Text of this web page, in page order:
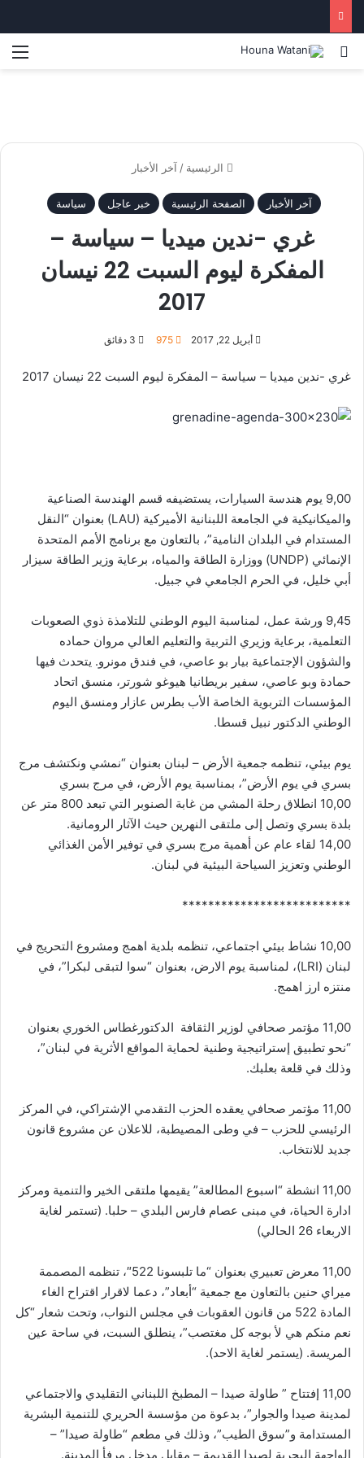
بحث عن
الرئيسية / آخر الأخبار
آخر الأخبار الصفحة الرئيسية خبر عاجل سياسة
غري -ندين ميديا – سياسة –
المفكرة ليوم السبت 22 نيسان
2017
أبريل 22, 2017 975
غري -ندين ميديا – سياسة – المفكرة ليوم السبت 22 نيسان 2017
9,00 يوم هندسة السيارات، يستضيفه قسم الهندسة الصناعية
والميكانيكية في الجامعة اللبنانية الأميركية (LAU) بعنوان “النقل
المستدام في البلدان النامية”، بالتعاون مع برنامج الأمم المتحدة
الإنمائي (UNDP) ووزارة الطاقة والمياه، برعاية وزير الطاقة سيزار
أبي خليل، في الحرم الجامعي في جبيل.
9,45 ورشة عمل، لمناسبة اليوم الوطني للتلامذة ذوي الصعوبات
التعلمية، برعاية وزيري التربية والتعليم العالي مروان حماده
والشؤون الإجتماعية بيار بو عاصي، في فندق مونرو. يتحدث فيها
حمادة وبو عاصي، سفير بريطانيا هيوغو شورتر، منسق اتحاد
المؤسسات التربوية الخاصة الأب بطرس عازار ومنسق اليوم
الوطني الدكتور نبيل قسطا.
يوم بيئي، تنظمه جمعية الأرض – لبنان بعنوان “نمشي ونكتشف مرج
بسري في يوم الأرض”، بمناسبة يوم الأرض، في مرج بسري
10,00 انطلاق رحلة المشي من غابة الصنوبر التي تبعد 800 متر عن
بلدة بسري وتصل إلى ملتقى النهرين حيث الآثار الرومانية.
14,00 لقاء عام عن أهمية مرج بسري في توفير الأمن الغذائي
الوطني وتعزيز السياحة البيئية في لبنان.
**************************
10,00 نشاط بيئي اجتماعي، تنظمه بلدية اهمج ومشروع التحريج في
لبنان (LRI)، لمناسبة يوم الارض، بعنوان “سوا لتبقى لبكرا”، في
منتزه ارز اهمج.
11,00 مؤتمر صحافي لوزير الثقافة الدكتورغطاس الخوري بعنوان
“نحو تطبيق إستراتيجية وطنية لحماية المواقع الأثرية في لبنان”،
وذلك في قلعة بعلبك.
11,00 مؤتمر صحافي يعقده الحزب التقدمي الإشتراكي، في المركز
الرئيسي للحزب – في وطى المصيطبة، للاعلان عن مشروع قانون
جديد للانتخاب.
11,00 انشطة “اسبوع المطالعة” يقيمها ملتقى الخير والتنمية ومركز
ادارة الحياة، في مبنى عصام فارس البلدي – حلبا. (تستمر لغاية
الاربعاء 26 الحالي)
11,00 معرض تعبيري بعنوان “ما تلبسونا 522″، تنظمه المصممة
ميراي حنين بالتعاون مع جمعية “أبعاد”، دعما لاقرار اقتراح الغاء
المادة 522 من قانون العقوبات في مجلس النواب، وتحت شعار “كل
نعم منكم هي لأ بوجه كل مغتصب”، ينطلق السبت، في ساحة عين
المريسة. (يستمر لغاية الاحد).
11,00 إفتتاح ” طاولة صيدا – المطبخ اللبناني التقليدي والاجتماعي
لمدينة صيدا والجوار”، بدعوة من مؤسسة الحريري للتنمية البشرية
المستدامة و”سوق الطيب”، وذلك في مطعم “طاولة صيدا” –
الواجهة البحرية لصيدا القديمة – مقابل مدخل مرفأ المدينة.